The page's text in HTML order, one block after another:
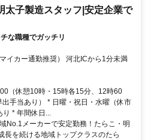
太子製造スタッフ|安定企業で
な職種でガッチリ
アクセス: 最寄り駅鹿又駅（マイカー通勤推奨） 河北ICから1分未満
（休憩10時・15時各15分、12時60
手当あり） * 日曜・祝日・水曜（休市
* 年間休日...
No.1メーカーで安定勤務！たらこ・明
長を続ける地域トップクラスのたら